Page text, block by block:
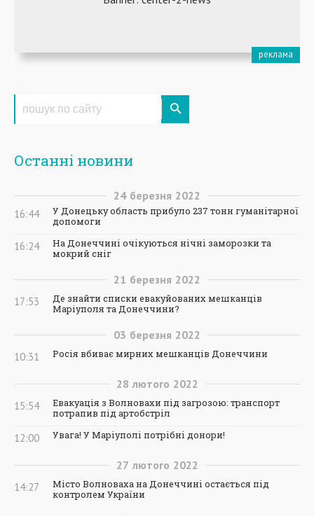
Останні новини
24 березня 2022
16:44
У Донецьку область прибуло 237 тонн гуманітарної
допомоги
16:24
На Донеччині очікуються нічні заморозки та
мокрий сніг
21 березня 2022
17:53
Де знайти списки евакуйованих мешканців
Маріуполя та Донеччини?
03 березня 2022
10:31 Росія вбиває мирних мешканців Донеччини
28 лютого 2022
15:54
Евакуація з Волновахи під загрозою: транспорт
потрапив під артобстріл
12:00 Увага! У Маріуполі потрібні донори!
27 лютого 2022
14:27
Місто Волноваха на Донеччині остається під
контролем України